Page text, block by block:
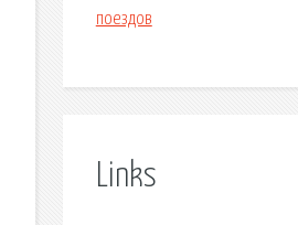
поездов
Links